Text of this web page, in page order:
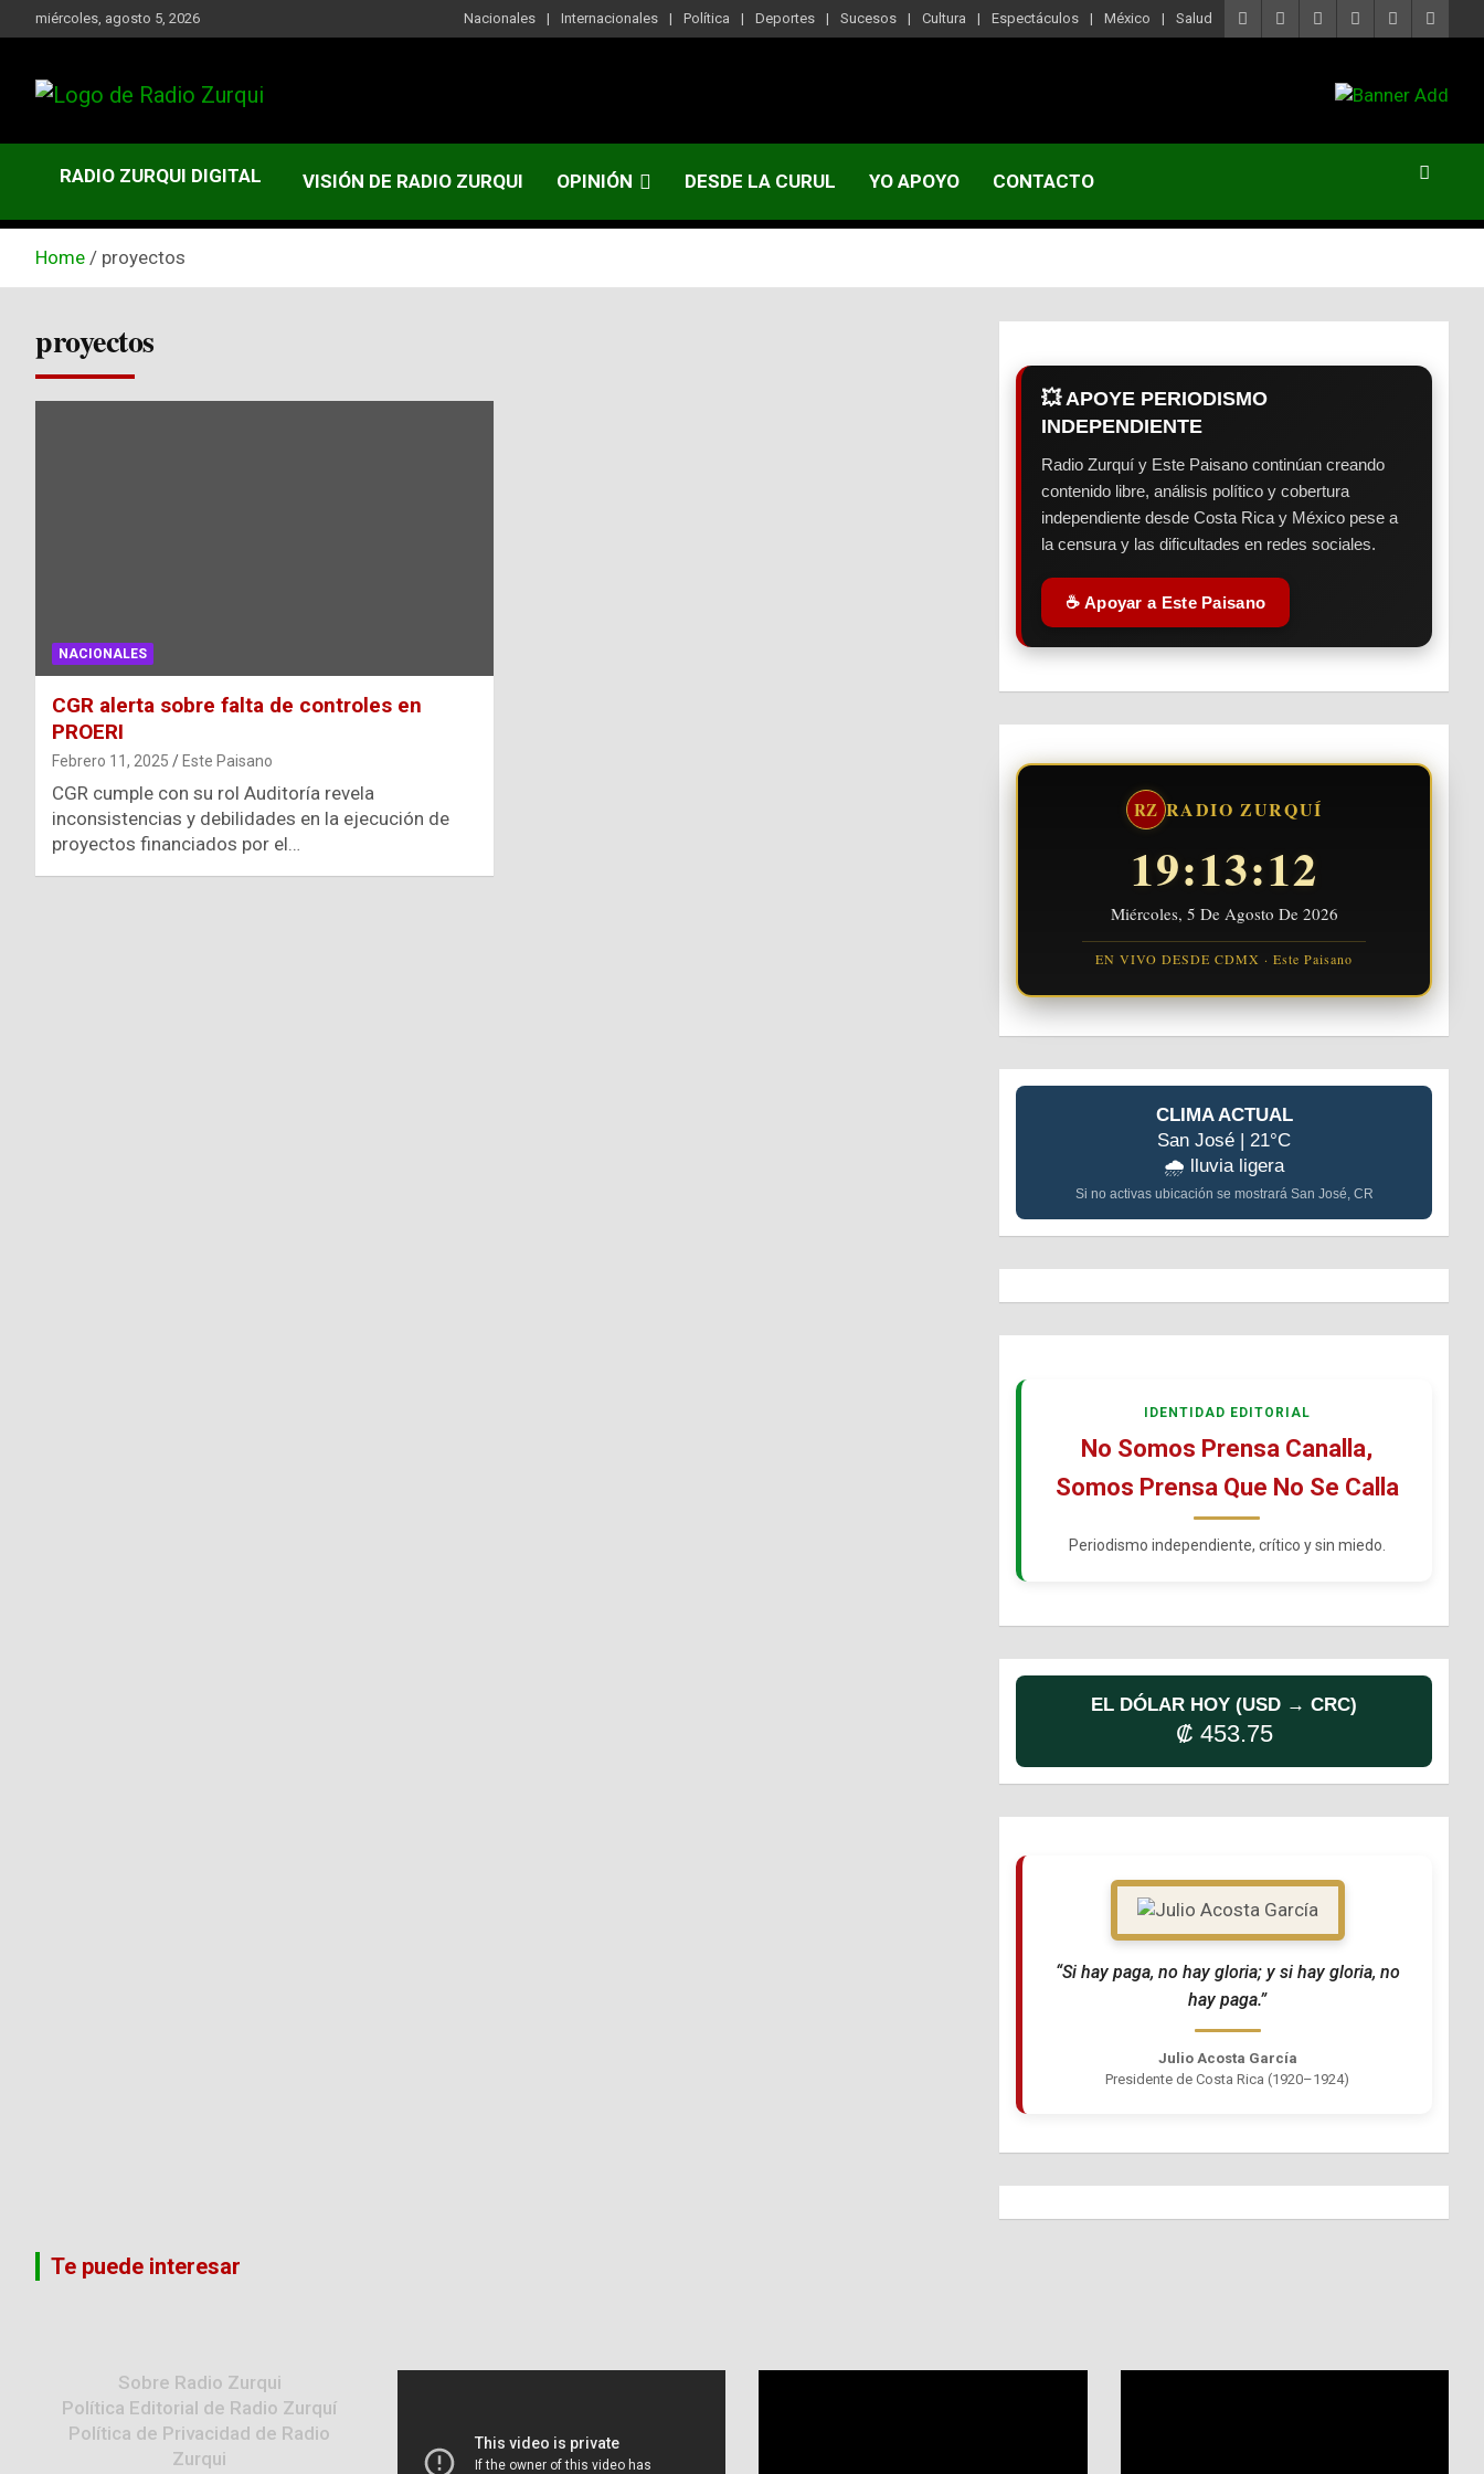
to
miércoles, agosto 5, 2026 Nacionales Internacionales Política Deportes Sucesos Cultura Espectáculos México Salud
Radio Zurqui
RADIO ZURQUI DIGITAL VISIÓN DE RADIO ZURQUI OPINIÓN DESDE LA CURUL YO APOYO CONTACTO
Home proyectos
proyectos
NACIONALES
CGR alerta sobre falta de controles en
PROERI
Febrero 11, 2025 Este Paisano
CGR cumple con su rol Auditoría revela
inconsistencias y debilidades en la ejecución de
proyectos financiados por el…
💥 APOYE PERIODISMO
INDEPENDIENTE
Radio Zurquí y Este Paisano continúan creando
contenido libre, análisis político y cobertura
independiente desde Costa Rica y México pese a
la censura y las dificultades en redes sociales.
☕ Apoyar a Este Paisano
RZ RADIO ZURQUÍ
19:13:13
Miércoles, 5 De Agosto De 2026
EN VIVO DESDE CDMX · Este Paisano
CLIMA ACTUAL
San José | 21°C
🌧️ lluvia ligera
Si no activas ubicación se mostrará San José, CR
IDENTIDAD EDITORIAL
No Somos Prensa Canalla,
Somos Prensa Que No Se Calla
Periodismo independiente, crítico y sin miedo.
EL DÓLAR HOY (USD → CRC)
₡ 453.75
“Si hay paga, no hay gloria; y si hay gloria, no
hay paga.”
Julio Acosta García
Presidente de Costa Rica (1920–1924)
Te puede interesar
Sobre Radio Zurqui
Política Editorial de Radio Zurquí
Política de Privacidad de Radio
Zurqui